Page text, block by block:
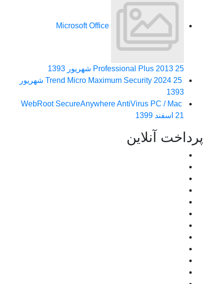
Microsoft Office
Professional Plus 201325 شهریور 1393
Trend Micro Maximum Security 202425 شهریور
1393
WebRoot SecureAnywhere AntiVirus PC / Mac
21 اسفند 1399
پرداخت آنلاین